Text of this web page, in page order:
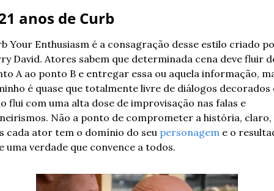
anos de Curb
Your Enthusiasm é a consagração desse estilo criado
David. Atores sabem que determinada cena deve fluir
A ao ponto B e entregar essa ou aquela informação,
é quase que totalmente livre de diálogos decorados
flui com uma alta dose de improvisação nas falas e
Não a ponto de comprometer a história, claro,
cada ator tem o domínio do seu personagem e o
uma verdade que convence a todos.